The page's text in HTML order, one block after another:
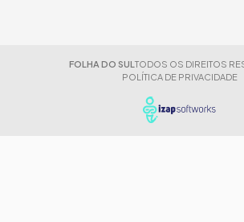
FOLHA DO SUL TODOS OS DIREITOS
POLÍTICA DE PRIVACIDADE